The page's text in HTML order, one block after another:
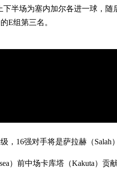
下半场为塞内加尔各进一球，
E组第三名。
，16强对手将是萨拉赫（Salah
）前中场卡库塔（Kakuta）